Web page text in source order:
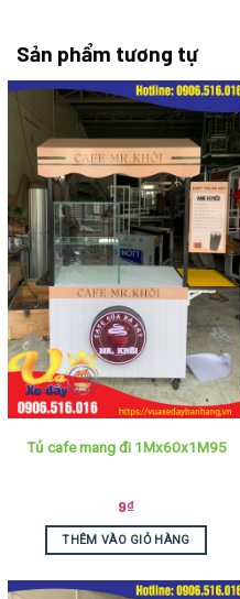
Sản phẩm tương tự
Tủ cafe mang đi 1Mx60x1M95
9₫
THÊM VÀO GIỎ HÀNG